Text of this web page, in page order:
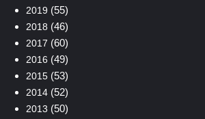
2019 (55)
2018 (46)
2017 (60)
2016 (49)
2015(53)
2014(52)
2013 (50)